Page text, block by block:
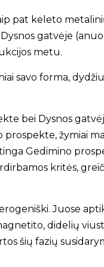
pat keleto
gatvėje
metu.
savo forma,
bei Dysnos
žymiai
Gedimino
kritės,
Juose
didelių
šių fazių